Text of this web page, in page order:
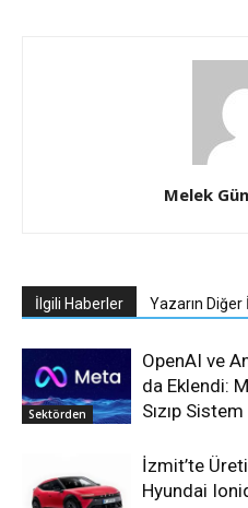
Melek
İlgili Haberler Yazarın Diğer
Sektörden
OpenAI ve
da Eklendi:
Sızıp
İzmit’te
Hyundai